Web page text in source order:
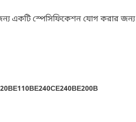
একটি স্পেসিফিকেশন যোগ করার জন্য
E110BE240CE240BE200B